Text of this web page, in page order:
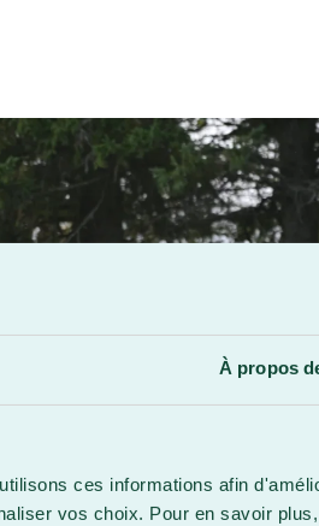
À propos
ces informations afin
vos choix. Pour en savoir